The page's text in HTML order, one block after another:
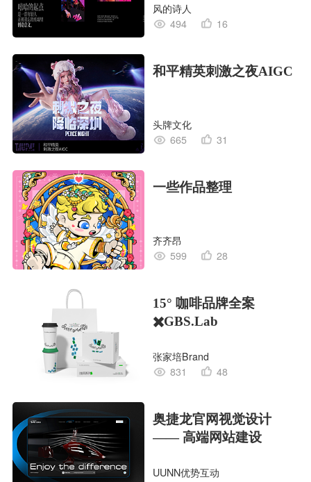
风的诗人
494
16
和平精英刺激之夜AIGC
头牌文化
665
31
一些作品整理
齐齐昂
599
28
15° 咖啡品牌全案
✖️GBS.Lab
张家培Brand
831
48
奥捷龙官网视觉设计
—— 高端网站建设
UUNN优势互动